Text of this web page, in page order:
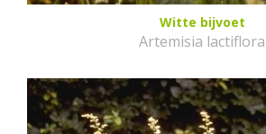
Witte bijvoet
Artemisia lactiflora